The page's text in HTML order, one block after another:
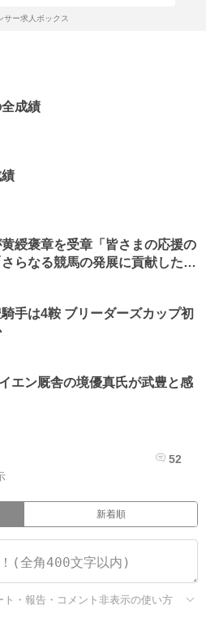
サー求人ボックス
成績
綬褒章を受章「皆さまの応援の
らなる競馬の発展に貢献した
手は4鞍 ブリーダーズカップ初
エン厩舎の境優真氏が武豊と感
52
新着順
ト・報告・コメント非表示の使い方